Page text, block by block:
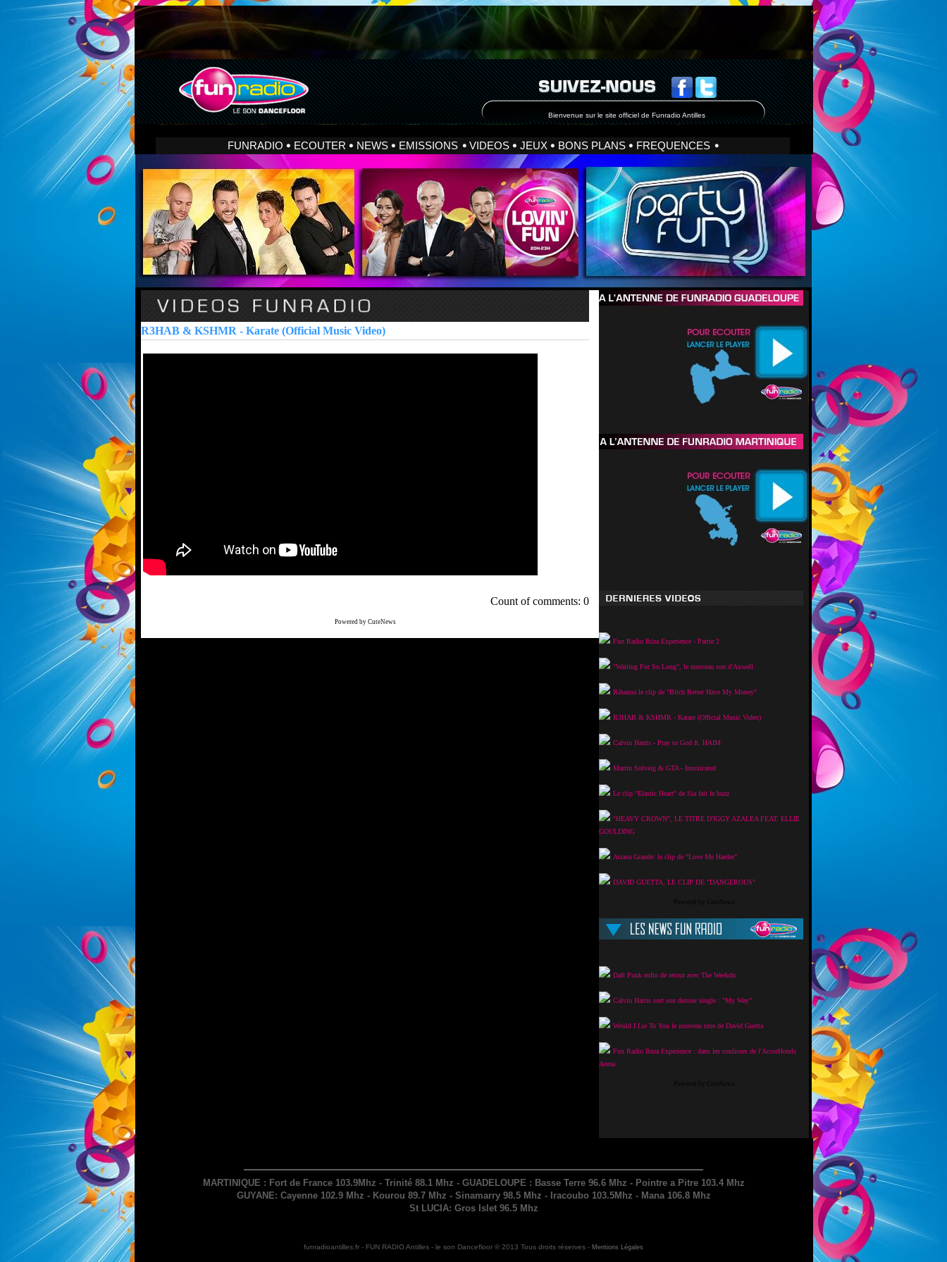
Bienvenue sur le site officiel de Funradio Antilles
FUNRADIO ECOUTER NEWS EMISSIONS VIDEOS JEUX BONS PLANS FREQUENCES
R3HAB & KSHMR - Karate (Official Music Video)
Count of comments: 0
Powered by CuteNews
Fun Radio Ibiza Experience - Partie 2
"Waiting For So Long", le nouveau son d'Axwell
Rihanna le clip de "Bitch Better Have My Money"
R3HAB & KSHMR - Karate (Official Music Video)
Calvin Harris - Pray to God ft. HAIM
Martin Solveig & GTA - Intoxicated
Le clip "Elastic Heart" de Sia fait le buzz
"HEAVY CROWN", LE TITRE D'IGGY AZALEA FEAT. ELLIE
GOULDING
Ariana Grande: le clip de "Love Me Harder"
DAVID GUETTA, LE CLIP DE "DANGEROUS"
Daft Punk enfin de retour avec The Weekdn
Calvin Harris sort son dernier single : "My Way"
Would I Lie To You le nouveau titre de David Guetta
Fun Radio Ibiza Experience : dans les coulisses de l'AccorHotels
Arena
MARTINIQUE : Fort de France 103.9Mhz - Trinité 88.1 Mhz - GUADELOUPE : Basse Terre 96.6 Mhz - Pointre a Pitre 103.4 Mhz
GUYANE: Cayenne 102.9 Mhz - Kourou 89.7 Mhz - Sinamarry 98.5 Mhz - Iracoubo 103.5Mhz - Mana 106.8 Mhz
St LUCIA: Gros Islet 96.5 Mhz
funradioantilles.fr - FUN RADIO Antilles - le son Dancefloor © 2013 Tous droits réserves - Mentions Légales